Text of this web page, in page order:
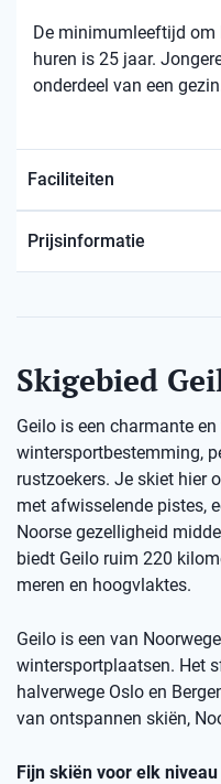
De minimumleeftijd
huren is 25 jaar.
onderdeel van een
Faciliteiten
Prijsinformatie
Skigebied
Geilo is een charmante
wintersportbestemming,
rustzoekers. Je skiet hier
met afwisselende pistes,
Noorse gezelligheid
biedt Geilo ruim 220
meren en hoogvlaktes.
Geilo is een van
wintersportplaatsen. Het
halverwege Oslo en
van ontspannen skiën,
Fijn skiën voor elk niveau